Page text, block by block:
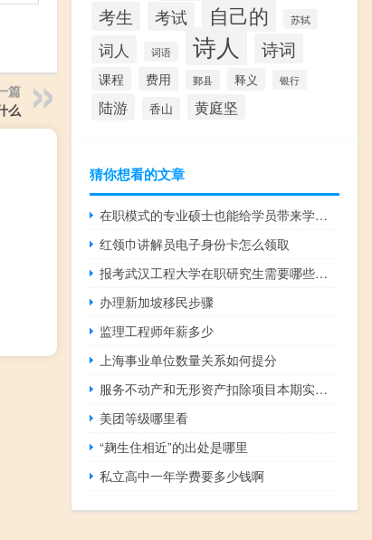
篇
么
考生 考试 自己的 苏轼
词人 词语 诗人 诗词
课程 费用 鄞县 释义 银行
陆游 香山 黄庭坚
猜你想看的文章
在职模式的专业硕士也能给学员带来学历提升吗
红领巾讲解员电子身份卡怎么领取
报考武汉工程大学在职研究生需要哪些流程步骤
办理新加坡移民步骤
监理工程师年薪多少
上海事业单位数量关系如何提分
服务不动产和无形资产扣除项目本期实际扣除金额
美团等级哪里看
“麹生住相近”的出处是哪里
私立高中一年学费要多少钱啊